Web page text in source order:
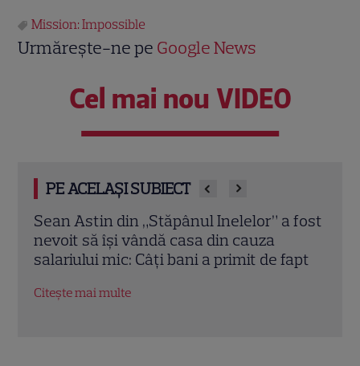
Mission: Impossible
Urmărește-ne pe Google News
Cel mai nou VIDEO
PE ACELAȘI SUBIECT
Elon Musk, atac la adresa regizorului
premiat cu Oscar care a realizat
documentarul despre viața sa. Filmul are